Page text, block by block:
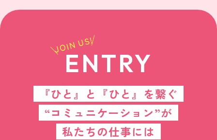
JOIN US!
ENTRY
『ひと』と『ひと』を繋ぐ
“コミュニケーション”が
私たちの仕事には